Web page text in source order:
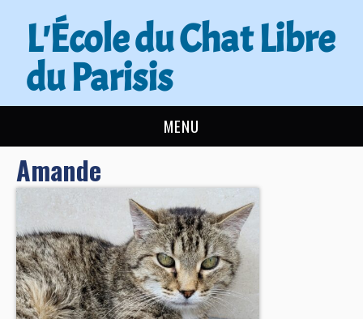
L'École du Chat Libre
du Parisis
MENU
L’ÉCOLE DU CHAT
ACTUALITÉS
ADOPTER
NOUS AIDER
Amande